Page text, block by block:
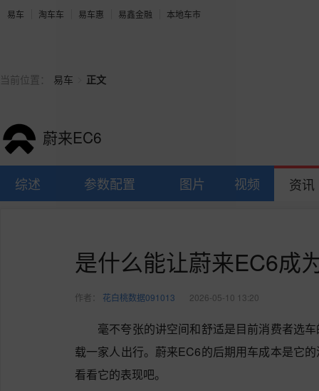
易车 淘车车 易车惠 易鑫金融 本地车市
当前位置： 易车 正文
蔚来EC6
综述 参数配置 图片 视频 资讯
是什么能让蔚来EC6成
作者： 花白桃数据091013 2026-05-10 13:20
毫不夸张的讲空间和舒适是目前消费者选
载一家人出行。蔚来EC6的后期用车成本是它
看看它的表现吧。